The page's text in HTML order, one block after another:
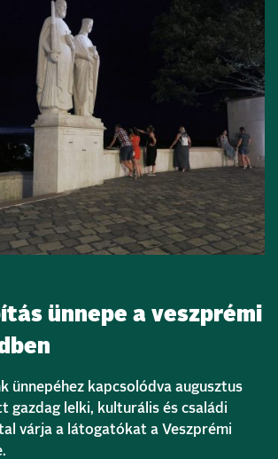
ünnepe a veszprémi
ünnepéhez kapcsolódva augusztus
gazdag lelki, kulturális és családi
várja a látogatókat a Veszprémi